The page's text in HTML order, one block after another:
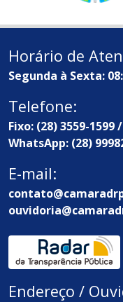
Horário de
Segunda à Sexta:
Telefone:
Fixo: (28) 3559-1599
WhatsApp: (28)
E-mail:
Endereço /